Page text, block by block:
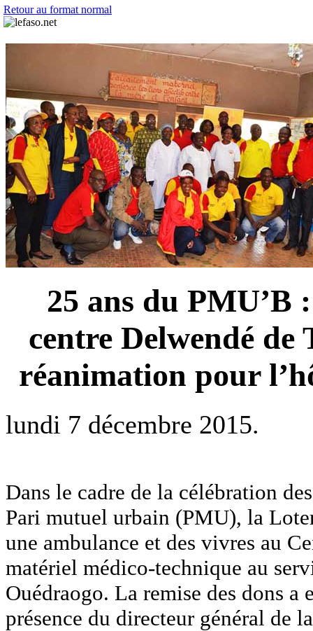
Retour au format normal
25 ans du PMU’B
centre Delwendé
réanimation pour
lundi 7 décembre 2015.
Dans le cadre de la célébration
Pari mutuel urbain (PMU), la
une ambulance et des vivres au
matériel médico-technique au
Ouédraogo. La remise des dons a
présence du directeur général de